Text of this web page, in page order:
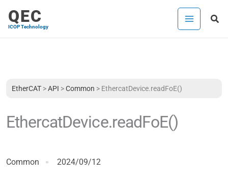
QEC
ICOP Technology
検
EtherCAT >API >Common > EthercatDevice.readFoE()
EthercatDevice.readFoE()
Common 2024/09/12